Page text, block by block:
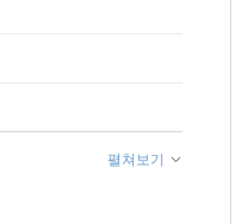
펼쳐보기